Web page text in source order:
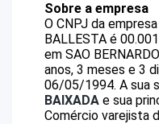
Sobre a empresa
O CNPJ da empresa
BALLESTA é
em SAO
anos, 3 meses e 3
06/05/1994. A sua
BAIXADA e sua
Comércio varejista